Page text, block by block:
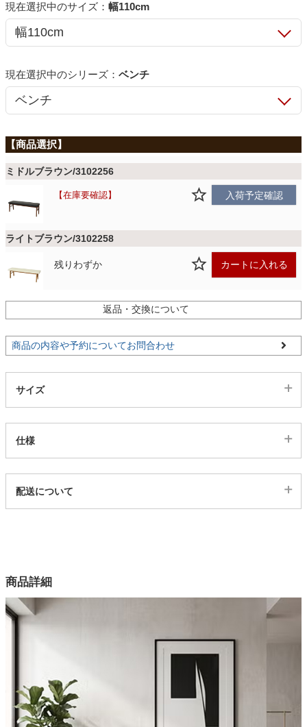
こたつ
寝具
ファブリック
カーテン
マット
生活用品
インテリア雑貨
タワー
サイズ： 幅110cm
シリーズ： ベンチ
ミドルブラウン/3102256
在庫要確認 入荷予定確認
ライトブラウン/3102258
残りわずか カートに入れる
返品・交換について
商品の内容や予約についてお問合わせ
サイズ
仕様
3102256
2色
木部
ウレタン塗装
張地
配送について
商品詳細